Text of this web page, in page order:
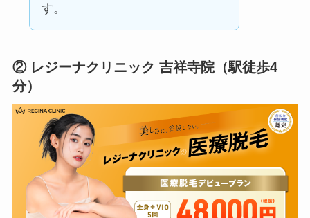
す。
② レジーナクリニック 吉祥寺院（駅徒歩4
分）